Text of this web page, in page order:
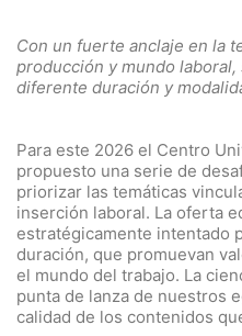
Con un fuerte anclaje en la
producción y mundo
diferente duración y
Para este 2026 el Centro
propuesto una serie de
priorizar las temáticas
inserción laboral. La oferta
estratégicamente intentado
duración, que promuevan
el mundo del trabajo. La
punta de lanza de nuestros
calidad de los contenidos